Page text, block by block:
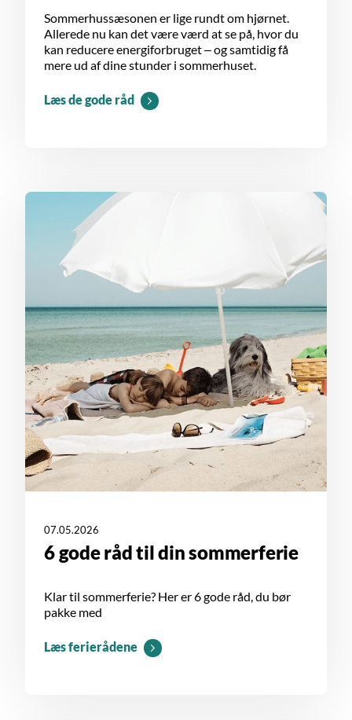
Sommerhussæsonen er lige rundt om hjørnet.
Allerede nu kan det være værd at se på, hvor du
kan reducere energiforbruget – og samtidig få
mere ud af dine stunder i sommerhuset.
Læs de gode råd
07.05.2026
6 gode råd til din sommerferie
Klar til sommerferie? Her er 6 gode råd, du bør
pakke med
Læs ferierådene